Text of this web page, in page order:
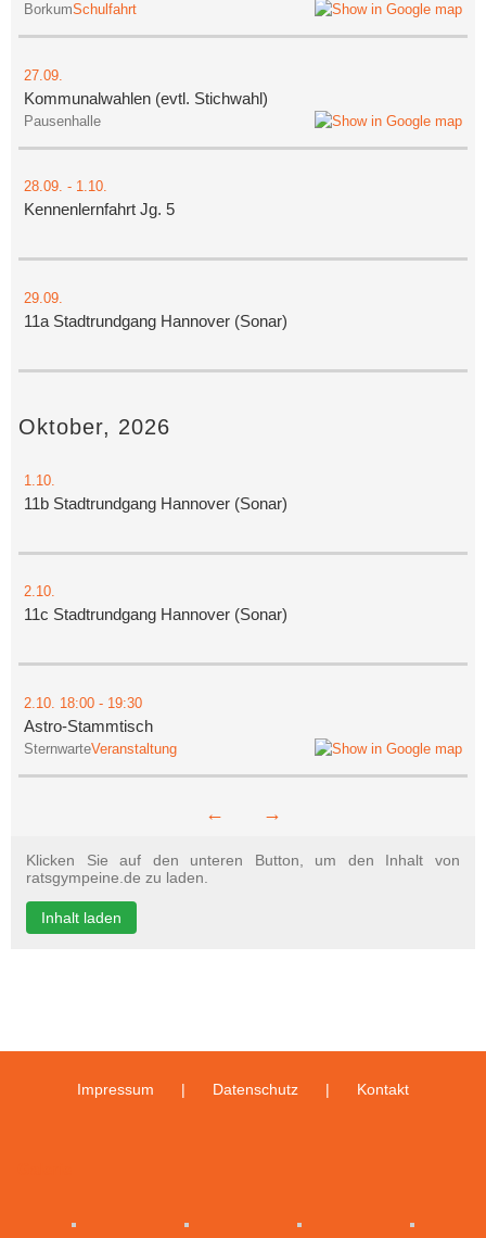
BorkumSchulfahrt
27.09.
Kommunalwahlen (evtl. Stichwahl)
Pausenhalle
28.09. - 1.10.
Kennenlernfahrt Jg. 5
29.09.
11a Stadtrundgang Hannover (Sonar)
Oktober, 2026
1.10.
11b Stadtrundgang Hannover (Sonar)
2.10.
11c Stadtrundgang Hannover (Sonar)
2.10. 18:00 - 19:30
Astro-Stammtisch
SternwarteVeranstaltung
← →
Klicken Sie auf den unteren Button, um den Inhalt von
ratsgympeine.de zu laden.
Inhalt laden
Impressum Datenschutz Kontakt